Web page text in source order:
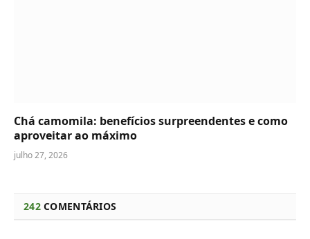
Chá camomila: benefícios surpreendentes e como
aproveitar ao máximo
julho 27, 2026
242COMENTÁRIOS